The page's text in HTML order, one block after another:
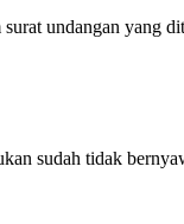
undangan yang
sudah tidak